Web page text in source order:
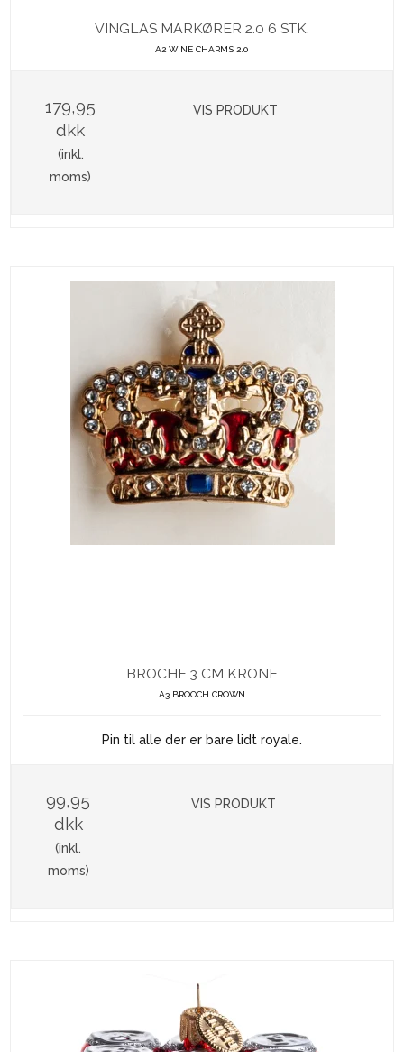
VINGLAS MARKØRER 2.0 6 STK.
A2 WINE CHARMS 2.0
179,95
dkk
(inkl.
moms)
VIS PRODUKT
BROCHE 3 CM KRONE
A3 BROOCH CROWN
Pin til alle der er bare lidt royale.
99,95
dkk
(inkl.
moms)
VIS PRODUKT